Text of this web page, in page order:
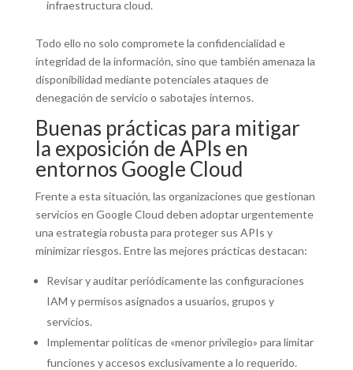
infraestructura cloud.
Todo ello no solo compromete la confidencialidad e
integridad de la información, sino que también amenaza la
disponibilidad mediante potenciales ataques de
denegación de servicio o sabotajes internos.
Buenas prácticas para mitigar
la exposición de APIs en
entornos Google Cloud
Frente a esta situación, las organizaciones que gestionan
servicios en Google Cloud deben adoptar urgentemente
una estrategia robusta para proteger sus APIs y
minimizar riesgos. Entre las mejores prácticas destacan:
Revisar y auditar periódicamente las configuraciones
IAM y permisos asignados a usuarios, grupos y
servicios.
Implementar políticas de «menor privilegio» para limitar
funciones y accesos exclusivamente a lo requerido.